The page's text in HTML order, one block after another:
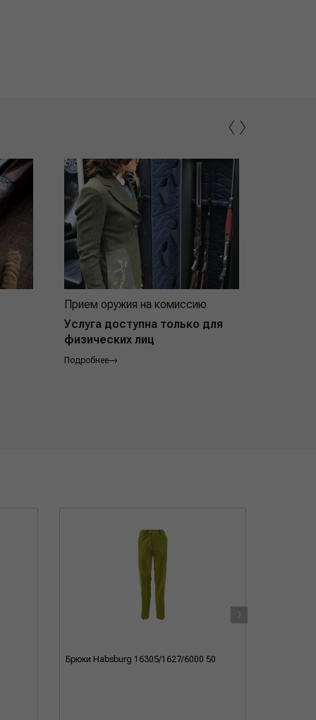
Прием оружия на комиссию
Услуга доступна только для
физических лиц
Подробнее
‹›
Брюки Habsburg 16305/1627/6000 50
›